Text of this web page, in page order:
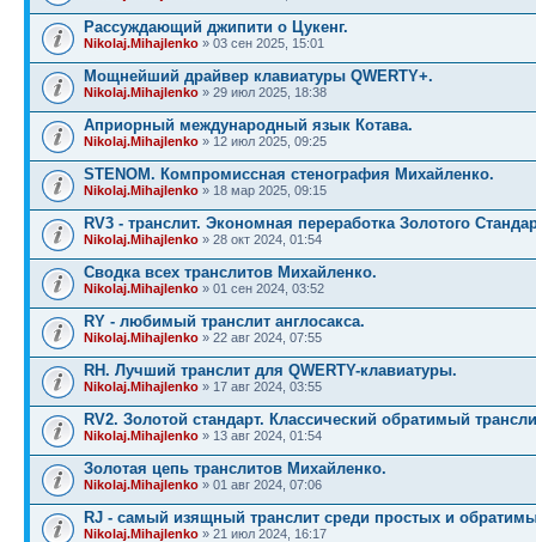
Рассуждающий джипити о Цукенг.
Nikolaj.Mihajlenko » 03 сен 2025, 15:01
Мощнейший драйвер клавиатуры QWERTY+.
Nikolaj.Mihajlenko » 29 июл 2025, 18:38
Априорный международный язык Котава.
Nikolaj.Mihajlenko » 12 июл 2025, 09:25
STENOM. Компромиссная стенография Михайленко.
Nikolaj.Mihajlenko » 18 мар 2025, 09:15
RV3 - транслит. Экономная переработка Золотого
Nikolaj.Mihajlenko » 28 окт 2024, 01:54
Сводка всех транслитов Михайленко.
Nikolaj.Mihajlenko » 01 сен 2024, 03:52
RY - любимый транслит англосакса.
Nikolaj.Mihajlenko » 22 авг 2024, 07:55
RH. Лучший транслит для QWERTY-клавиатуры.
Nikolaj.Mihajlenko » 17 авг 2024, 03:55
RV2. Золотой стандарт. Классический обратимый
Nikolaj.Mihajlenko » 13 авг 2024, 01:54
Золотая цепь транслитов Михайленко.
Nikolaj.Mihajlenko » 01 авг 2024, 07:06
RJ - самый изящный транслит среди простых и
Nikolaj.Mihajlenko » 21 июл 2024, 16:17